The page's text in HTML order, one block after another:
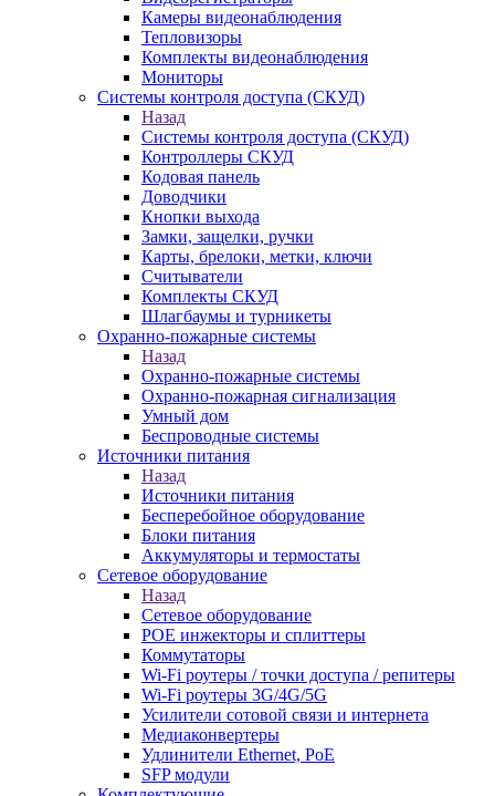
Камеры видеонаблюдения
Тепловизоры
Комплекты видеонаблюдения
Мониторы
Системы контроля доступа (СКУД)
Назад
Системы контроля доступа (СКУД)
Контроллеры СКУД
Кодовая панель
Доводчики
Кнопки выхода
Замки, защелки, ручки
Карты, брелоки, метки, ключи
Считыватели
Комплекты СКУД
Шлагбаумы и турникеты
Охранно-пожарные системы
Назад
Охранно-пожарные системы
Охранно-пожарная сигнализация
Умный дом
Беспроводные системы
Источники питания
Назад
Источники питания
Бесперебойное оборудование
Блоки питания
Аккумуляторы и термостаты
Сетевое оборудование
Назад
Сетевое оборудование
POE инжекторы и сплиттеры
Коммутаторы
Wi-Fi роутеры / точки доступа / репитеры
Wi-Fi роутеры 3G/4G/5G
Усилители сотовой связи и интернета
Медиаконвертеры
Удлинители Ethernet, PoE
SFP модули